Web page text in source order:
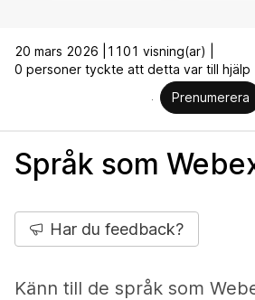
20 mars 2026 |
1101 visning(ar) |
0 personer tyckte att detta var till hjälp
Prenumerera
Språk som
Har du feedback?
Känn till de språk som